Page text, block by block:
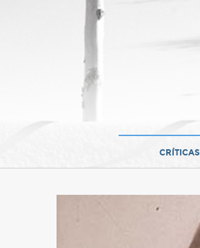
CRÍTICAS